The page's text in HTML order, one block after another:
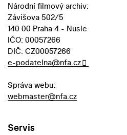
Národní filmový archiv:
Závišova 502/5
140 00 Praha 4 - Nusle
IČO: 00057266
DIČ: CZ00057266
e-podatelna@nfa.cz
Správa webu:
webmaster@nfa.cz
Servis